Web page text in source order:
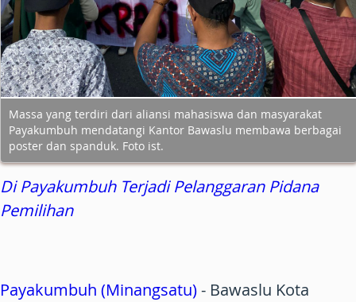
Massa yang terdiri dari aliansi mahasiswa dan masyarakat
Payakumbuh mendatangi Kantor Bawaslu membawa berbagai
poster dan spanduk. Foto ist.
Di Payakumbuh Terjadi Pelanggaran Pidana
Pemilihan
Payakumbuh (Minangsatu)- Bawaslu Kota